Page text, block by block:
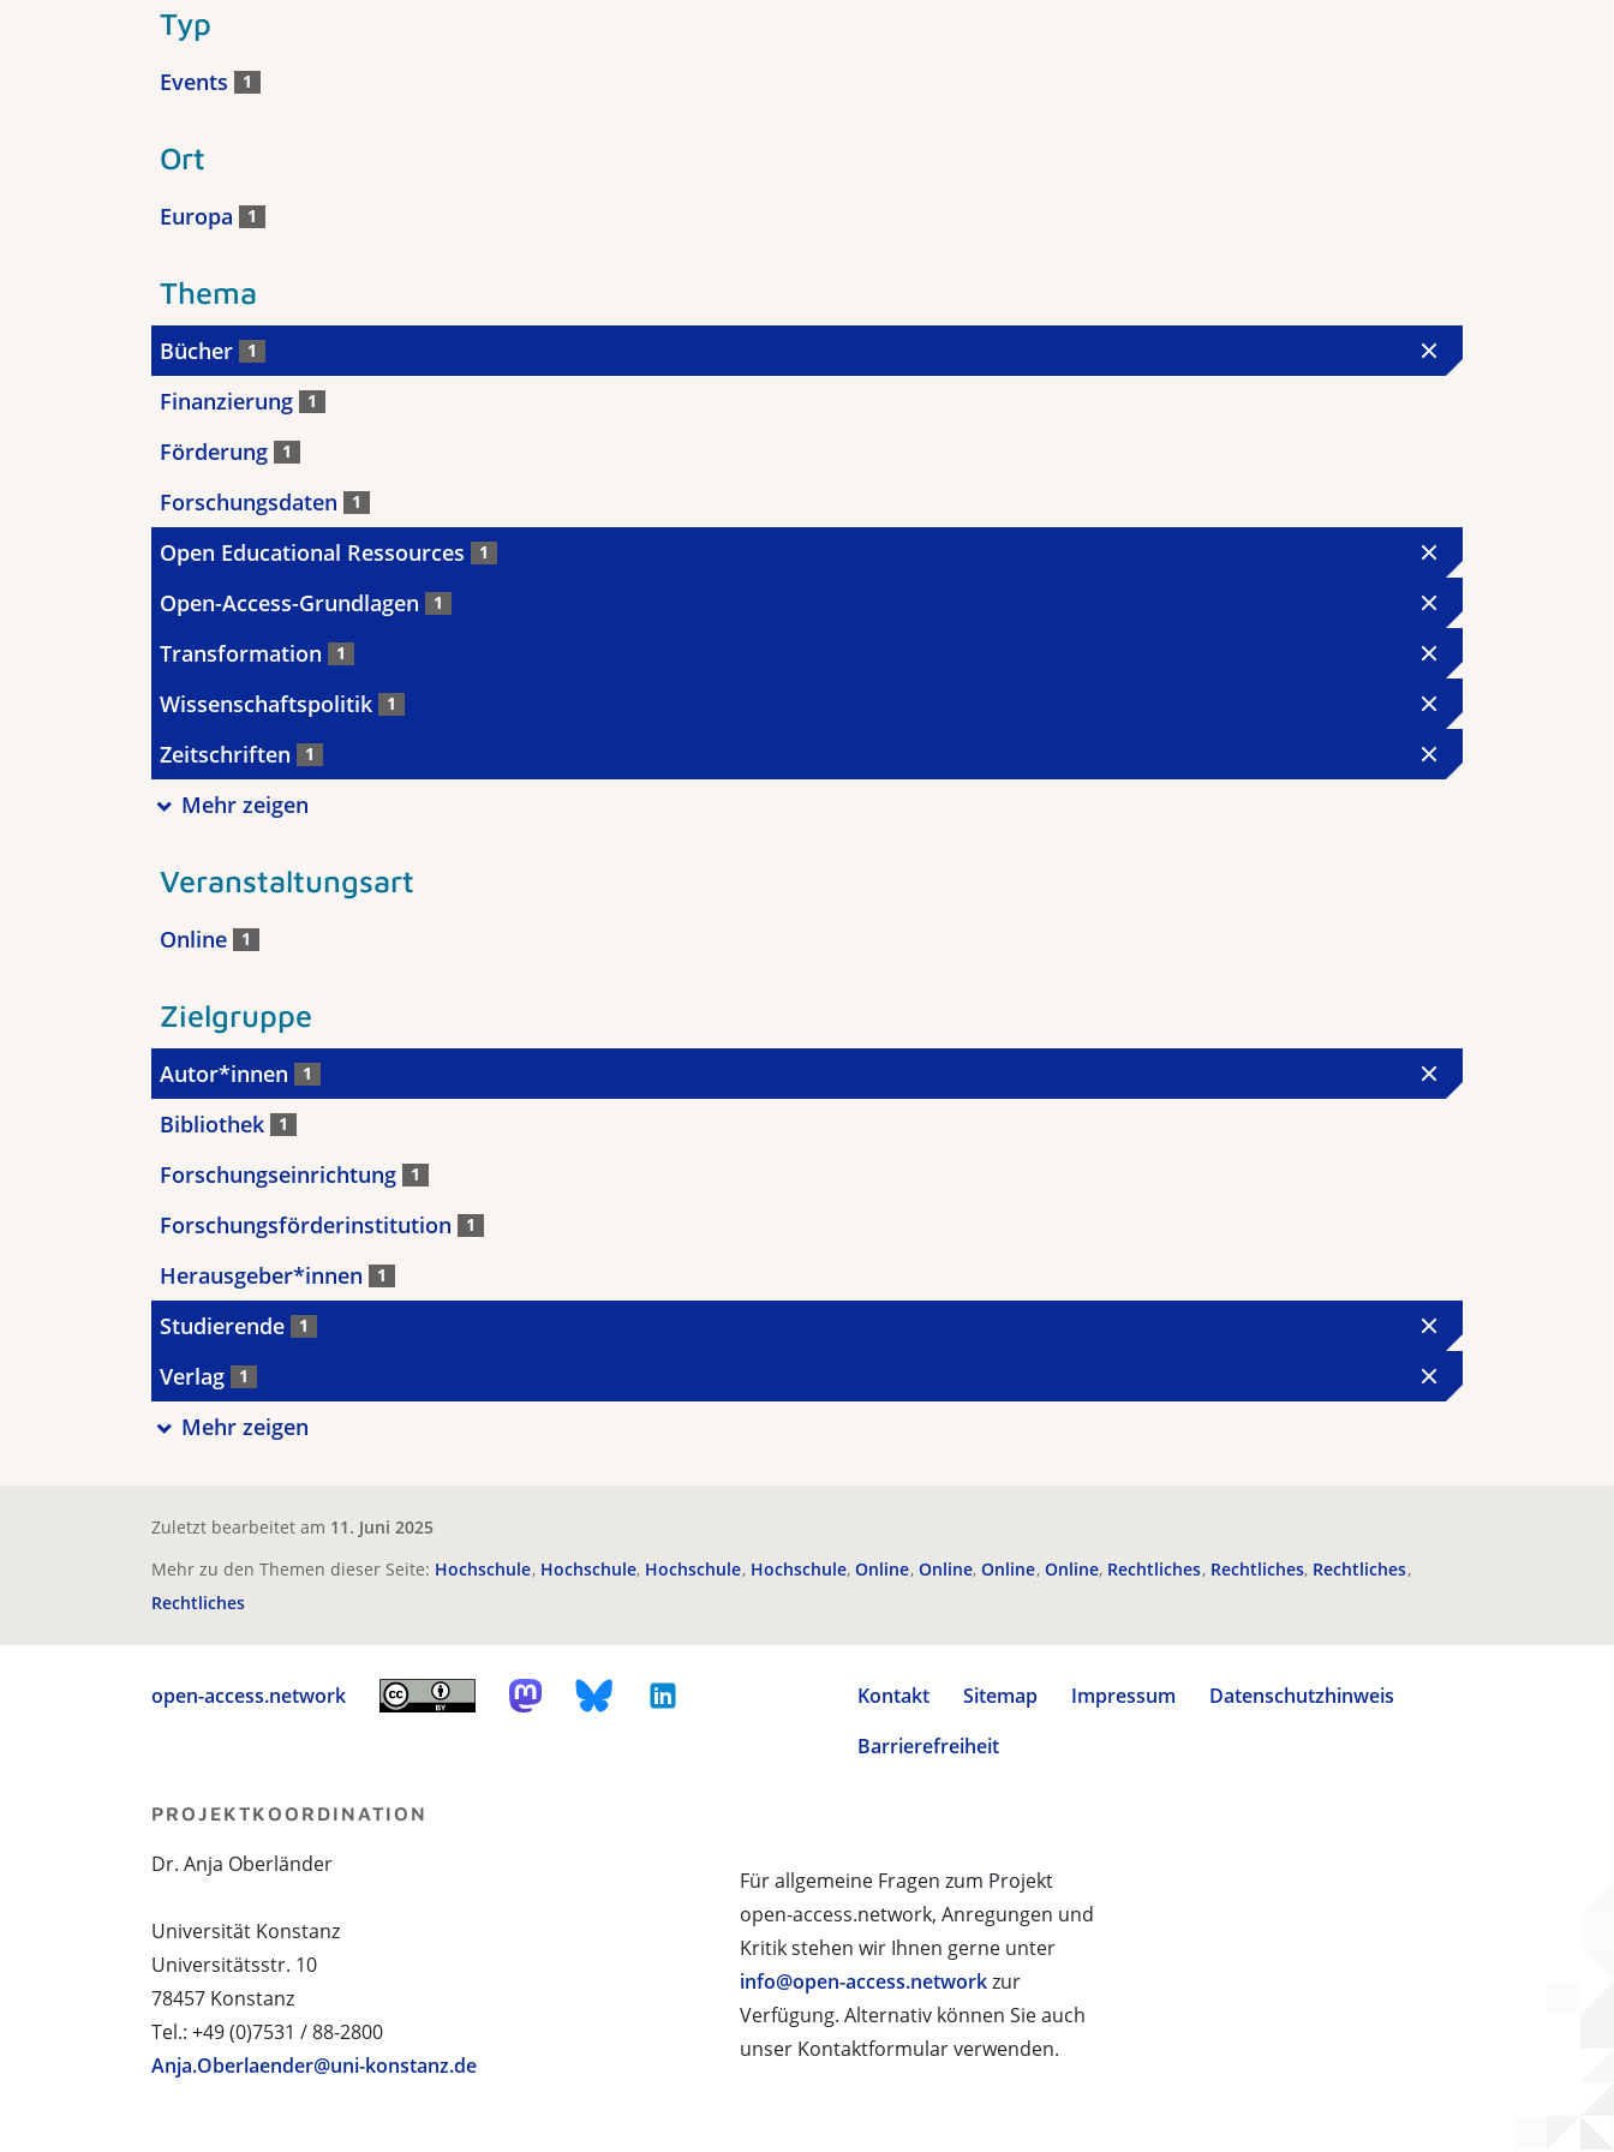
Typ
Events 1
Ort
Europa 1
Thema
Bücher 1
Finanzierung 1
Förderung 1
Forschungsdaten 1
Open Educational Ressources 1
Open-Access-Grundlagen 1
Transformation 1
Wissenschaftspolitik 1
Zeitschriften 1
Mehr zeigen
Veranstaltungsart
Online 1
Zielgruppe
Autor*innen 1
Bibliothek 1
Forschungseinrichtung 1
Forschungsförderinstitution 1
Herausgeber*innen 1
Studierende 1
Verlag 1
Mehr zeigen
Zuletzt bearbeitet am 11. Juni 2025
Mehr zu den Themen dieser Seite: Hochschule Hochschule Hochschule Hochschule Online Online Online Online Rechtliches Rechtliches Rechtliches
Rechtliches
open-access.network Kontakt Sitemap Impressum
Datenschutzhinweis
Barrierefreiheit
Für allgemeine Fragen zum Projekt
open-access.network, Anregungen und
Kritik stehen wir Ihnen gerne unter
info@open-access.networkzur
Verfügung. Alternativ können Sie auch
unser Kontaktformular verwenden.
PROJEKTKOORDINATION
Dr. Anja Oberländer
Universität Konstanz
Universitätsstr. 10
78457 Konstanz
Tel.: +49 (0)7531 / 88-2800
Anja.Oberlaender@uni-konstanz.de